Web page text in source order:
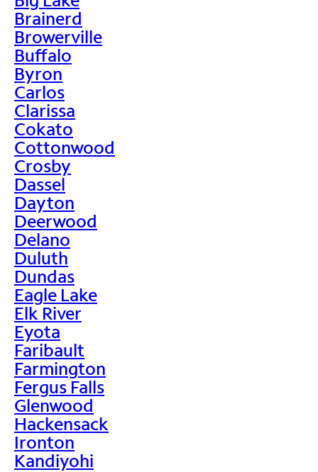
Brainerd
Browerville
Buffalo
Byron
Carlos
Clarissa
Cokato
Cottonwood
Crosby
Dassel
Dayton
Deerwood
Delano
Duluth
Dundas
Eagle Lake
Elk River
Eyota
Faribault
Farmington
Fergus Falls
Glenwood
Hackensack
Ironton
Kandiyohi